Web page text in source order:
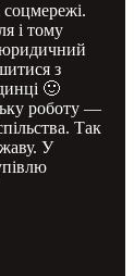
і тому
з
🙂
роботу —
Так
У